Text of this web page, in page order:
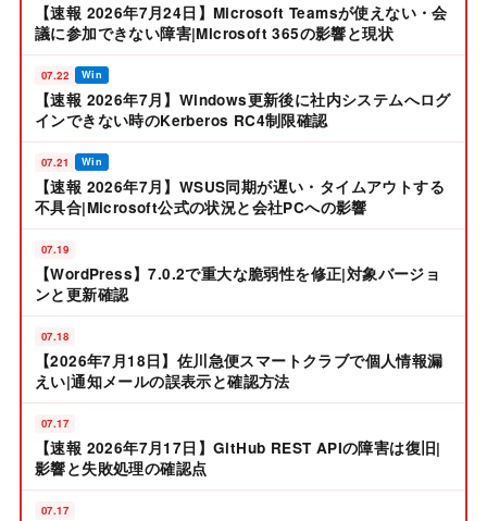
【速報 2026年7月24日】Microsoft Teamsが使えない・会
議に参加できない障害|Microsoft 365の影響と現状
07.22 Win
【速報 2026年7月】Windows更新後に社内システムへログ
インできない時のKerberos RC4制限確認
07.21 Win
【速報 2026年7月】WSUS同期が遅い・タイムアウトする
不具合|Microsoft公式の状況と会社PCへの影響
07.19
【WordPress】7.0.2で重大な脆弱性を修正|対象バージョ
ンと更新確認
07.18
【2026年7月18日】佐川急便スマートクラブで個人情報漏
えい|通知メールの誤表示と確認方法
07.17
【速報 2026年7月17日】GitHub REST APIの障害は復旧|
影響と失敗処理の確認点
07.17